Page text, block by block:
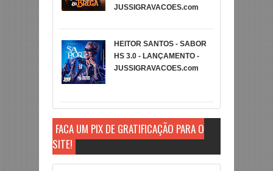
JUSSIGRAVACOES.com
HEITOR SANTOS - SABOR
HS 3.0 - LANÇAMENTO -
JUSSIGRAVACOES.com
FAÇA UM PIX DE GRATIFICAÇÃO PARA O
SITE!